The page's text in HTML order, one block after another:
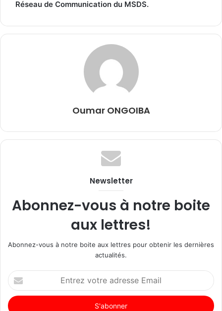
Réseau de Communication du MSDS.
Oumar ONGOIBA
Newsletter
Abonnez-vous à notre boite
aux lettres!
Abonnez-vous à notre boite aux lettres pour obtenir les dernières
actualités.
Entrez
votre
adresse
Email